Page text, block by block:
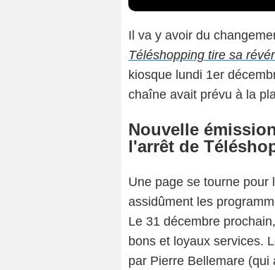
Il va y avoir du
Téléshopping tire sa
kiosque lundi 1er
chaîne avait prévu à la
Nouvelle
l'arrêt de
Une page se tourne pour
assidûment les
Le 31 décembre prochain,
bons et loyaux services.
par Pierre Bellemare